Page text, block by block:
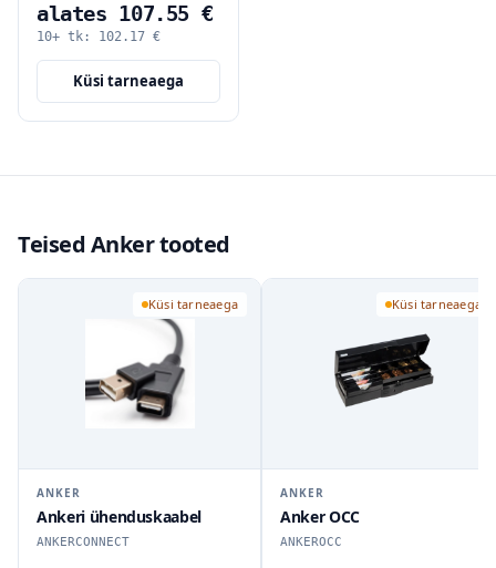
alates 107.55 €
10+ tk: 102.17 €
Küsi tarneaega
Teised Anker tooted
Küsi tarneaega
ANKER
Ankeri ühenduskaabel
ANKERCONNECT
Küsi tarneaega
ANKER
Anker OCC
ANKEROCC